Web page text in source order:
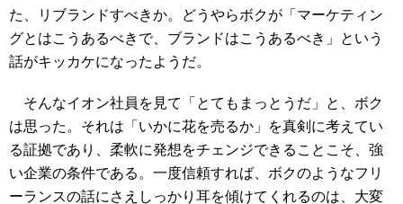
た、リブランドすべきか。どうやらボクが「マーケティン
グとはこうあるべきで、ブランドはこうあるべき」という
話がキッカケになったようだ。
そんなイオン社員を見て「とてもまっとうだ」と、ボク
は思った。それは「いかに花を売るか」を真剣に考えてい
る証拠であり、柔軟に発想をチェンジできることこそ、強
い企業の条件である。一度信頼すれば、ボクのようなフリ
ーランスの話にさえしっかり耳を傾けてくれるのは、大変